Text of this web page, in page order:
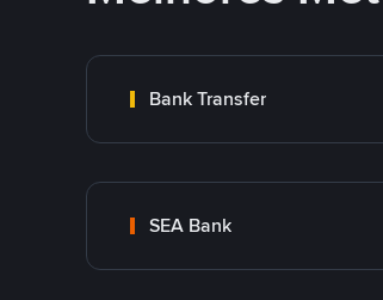
Bank Transfer
SEA Bank